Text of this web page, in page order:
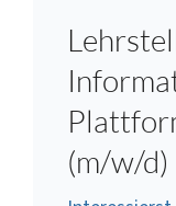
(m/w/d)